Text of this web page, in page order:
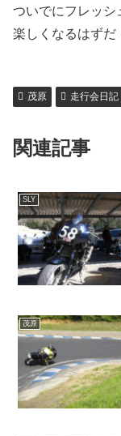
ついでにフレッシ
楽しくなるはずだ
茂原 走行会日記
関連記事
SLY
茂原